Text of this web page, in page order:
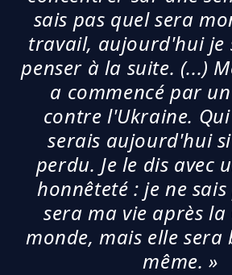
sais pas quel sera
travail, aujourd'hui je
penser à la suite. (...)
a commencé par
contre l'Ukraine.
serais aujourd'hui
perdu. Je le dis avec
honnêteté : je ne
sera ma vie après la
monde, mais elle sera
même. »